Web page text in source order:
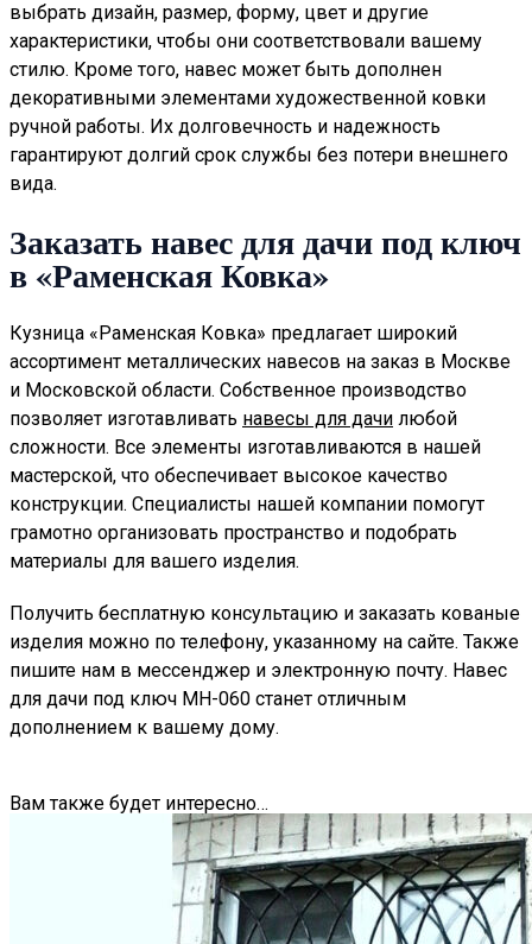
выбрать дизайн, размер, форму, цвет и другие
характеристики, чтобы они соответствовали вашему
стилю. Кроме того, навес может быть дополнен
декоративными элементами художественной ковки
ручной работы. Их долговечность и надежность
гарантируют долгий срок службы без потери внешнего
вида.
Заказать навес для дачи под ключ
в «Раменская Ковка»
Кузница «Раменская Ковка» предлагает широкий
ассортимент металлических навесов на заказ в Москве
и Московской области. Собственное производство
позволяет изготавливать навесы для дачи любой
сложности. Все элементы изготавливаются в нашей
мастерской, что обеспечивает высокое качество
конструкции. Специалисты нашей компании помогут
грамотно организовать пространство и подобрать
материалы для вашего изделия.
Получить бесплатную консультацию и заказать кованые
изделия можно по телефону, указанному на сайте. Также
пишите нам в мессенджер и электронную почту. Навес
для дачи под ключ МН-060 станет отличным
дополнением к вашему дому.
Вам также будет интересно…